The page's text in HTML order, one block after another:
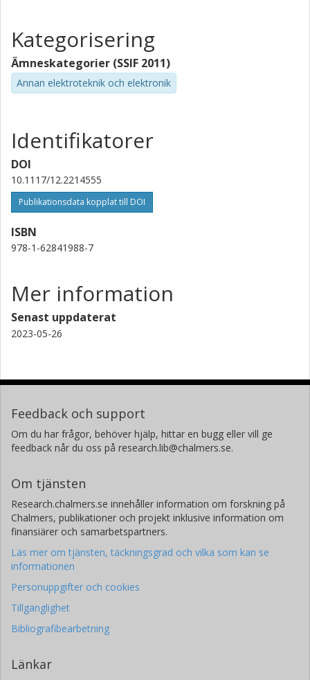
Forskning Andra publikationer
Johan Gustavsson
Chalmers, Mikroteknologi och nanovetenskap, Fotonik
Anders Larsson
Chalmers, Mikroteknologi och nanovetenskap, Fotonik
Forskning Andra publikationer
Rashid Safaisini
Royal Philips
Roger King
Royal Philips
Institut fur innovative Mikroelektronik (IHP)
Ahmet Çärl Ulusoy
Institut fur innovative Mikroelektronik (IHP)
T. F. Taunay
OFS Laboratories
L. Bansal
OFS Laboratories
Lars Gruner-Nielsen
OFS Laboratories
Efstratios Kehayas
Kategorisering
Ämneskategorier (SSIF 2011)
Annan elektroteknik och elektronik
Identifikatorer
DOI
10.1117/12.2214555
Publikationsdata kopplat till DOI
ISBN
978-1-62841988-7
Mer information
Senast uppdaterat
2023-05-26
Feedback och support
Om du har frågor, behöver hjälp, hittar en bugg eller vill ge
feedback når du oss på research.lib@chalmers.se.
Om tjänsten
Research.chalmers.se innehåller information om forskning på
Chalmers, publikationer och projekt inklusive information om
finansiärer och samarbetspartners.
Läs mer om tjänsten, täckningsgrad och vilka som kan se
informationen
Personuppgifter och cookies
Tillgänglighet
Bibliografibearbetning
Länkar